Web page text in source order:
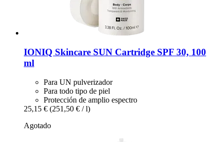
IONIQ Skincare SUN Cartridge SPF 30, 100
ml
Para UN pulverizador
Para todo tipo de piel
Protección de amplio espectro
25,15 € (251,50 € / l)
Agotado